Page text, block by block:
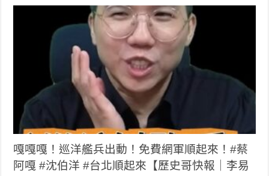
嘎嘎嘎！巡洋艦兵出動！免費網軍順起來！#蔡
阿嘎 #沈伯洋 #台北順起來【歷史哥快報｜李易